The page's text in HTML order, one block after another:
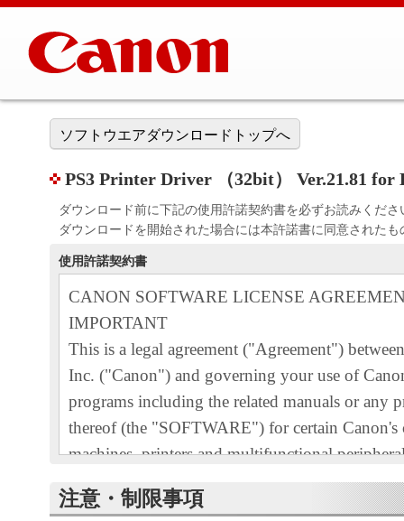
ソフトウエアダウンロードトップへ
PS3 Printer Driver （32bit） Ver.21.81 for
ダウンロード前に下記の使用許諾契約書を必ずお読みくださ
ダウンロードを開始された場合には本許諾書に同意された
使用許諾契約書
CANON SOFTWARE LICENSE
IMPORTANT
This is a legal agreement ("Agreement")
Inc. ("Canon") and governing your use of
programs including the related manuals or any
thereof (the "SOFTWARE") for certain Canon's
machines, printers and multifunctional
READ CAREFULLY AND UNDERSTAND
注意・制限事項